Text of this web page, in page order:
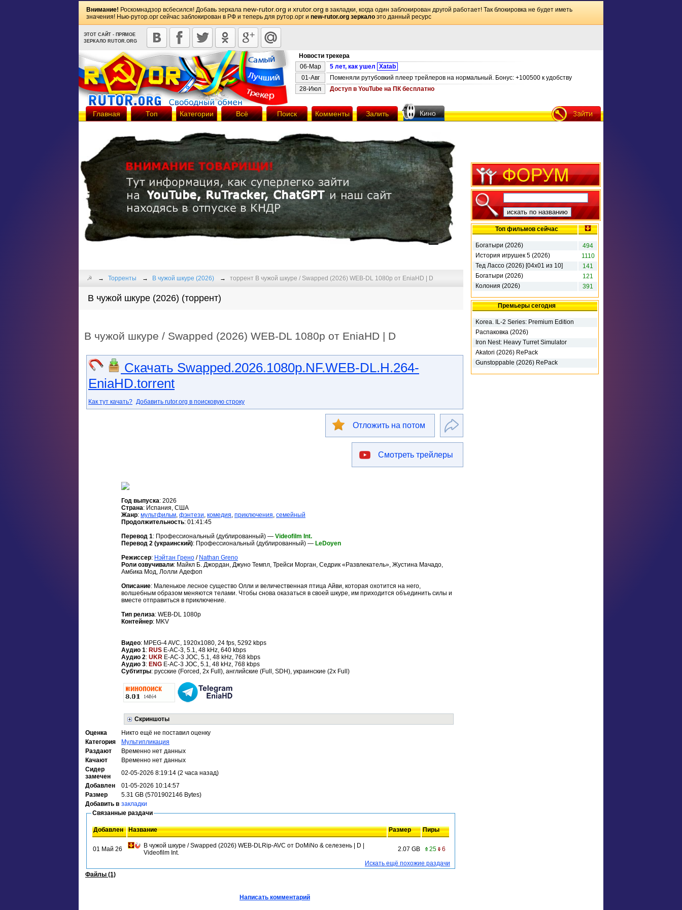
Внимание! Роскомнадзор всбесился! Добавь зеркала new-rutor.org и xrutor.org в закладки, когда один заблокирован другой работает! Так блокировка не будет иметь
значения! Нью-рутор.орг сейчас заблокирован в РФ и теперь для рутор.орг и new-rutor.org зеркало это данный ресурс
ЭТОТ САЙТ - ПРЯМОЕ
ЗЕРКАЛО RUTOR.ORG
Новости трекера
06-Мар
5 лет, как ушел Xatab
01-Авг
Поменяли рутубовкий плеер трейлеров на нормальный. Бонус: +100500 к удобству
28-Июл
Доступ в YouTube на ПК бесплатно
Главная Топ Категории Всё Поиск Комменты Залить Кино
☭ Торренты В чужой шкуре (2026) торрент В чужой шкуре / Swapped (2026) WEB-DL 1080p от EniaHD | D
В чужой шкуре (2026) (торрент)
В чужой шкуре / Swapped (2026) WEB-DL 1080p от EniaHD | D
Скачать Swapped.2026.1080p.NF.WEB-DL.H.264-
EniaHD.torrent
Как тут качать? Добавить rutor.org в поисковую строку
Отложить на потом
Смотреть трейлеры
Год выпуска: 2026
Страна: Испания, США
Жанр: мультфильм, фэнтези, комедия, приключения, семейный
Продолжительность: 01:41:45
Перевод 1: Профессиональный (дублированный) — Videofilm Int.
Перевод 2 (украинский): Профессиональный (дублированный) — LeDoyen
Режиссер: Нэйтан Грено / Nathan Greno
Роли озвучивали: Майкл Б. Джордан, Джуно Темпл, Трейси Морган, Седрик «Развлекатель», Жустина Мачадо,
Амбика Мод, Лолли Адефоп
Описание: Маленькое лесное существо Олли и величественная птица Айви, которая охотится на него,
волшебным образом меняются телами. Чтобы снова оказаться в своей шкуре, им приходится объединить силы и
вместе отправиться в приключение.
Тип релиза: WEB-DL 1080p
Контейнер: MKV
Видео: MPEG-4 AVC, 1920x1080, 24 fps, 5292 kbps
Аудио 1: RUS E-AC-3, 5.1, 48 kHz, 640 kbps
Аудио 2: UKR E-AC-3 JOC, 5.1, 48 kHz, 768 kbps
Аудио 3: ENG E-AC-3 JOC, 5.1, 48 kHz, 768 kbps
Субтитры: русские (Forced, 2x Full), английские (Full, SDH), украинские (2x Full)
Скриншоты
Оценка
Никто ещё не поставил оценку
Категория
Мультипликация
Раздают
Временно нет данных
Качают
Временно нет данных
Сидер
замечен
02-05-2026 8:19:14 (2 часа назад)
Добавлен
01-05-2026 10:14:57
Размер
5.31 GB (5701902146 Bytes)
Добавить в закладки
Связанные раздачи
Добавлен Название Размер Пиры
01 Май 26
В чужой шкуре / Swapped (2026) WEB-DLRip-AVC от DoMiNo & селезень | D |
Videofilm Int.
2.07 GB 25
6
Искать ещё похожие раздачи
Файлы (1)
Написать комментарий
Топ фильмов сейчас
Богатыри (2026)
494
История игрушек 5 (2026)
1110
Тед Лассо (2026) [04х01 из 10]
141
Богатыри (2026)
121
Колония (2026)
391
Премьеры сегодня
Korea. IL-2 Series: Premium Edition
(2026) RePack
Распаковка (2026)
Iron Nest: Heavy Turret Simulator
(2026)
Akatori (2026) RePack
Gunstoppable (2026) RePack